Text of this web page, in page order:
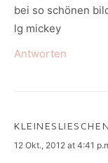
bei so schönen
lg mickey
Antworten
KLEINESLIESCHEN
says:
12 Okt., 2012 at 4:41